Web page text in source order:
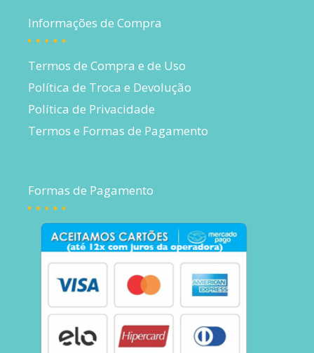
Informações de Compra
Termos de Compra e de Uso
Política de Troca e Devolução
Política de Privacidade
Termos e Formas de Pagamento
Formas de Pagamento